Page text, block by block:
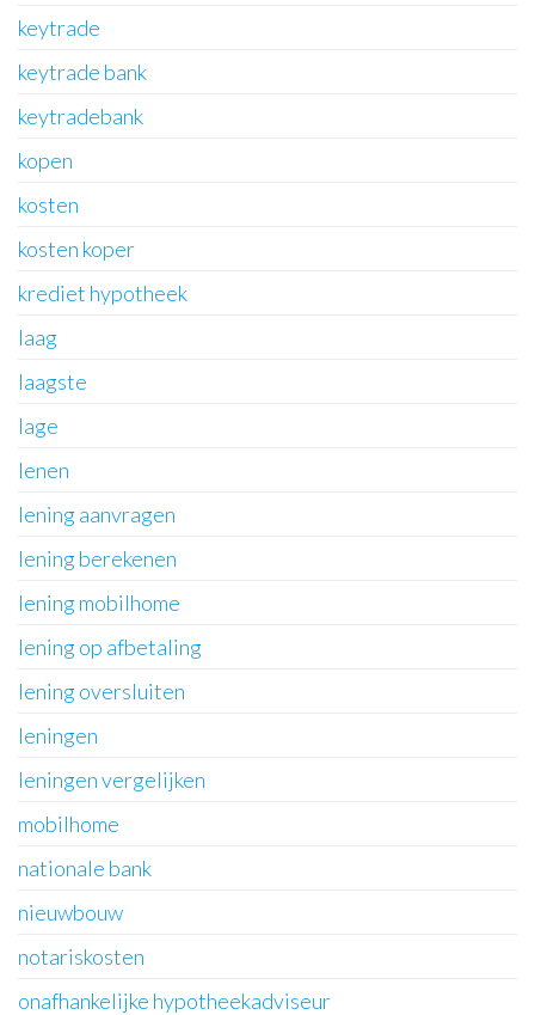
keytrade
keytrade bank
keytradebank
kopen
kosten
kosten koper
krediet hypotheek
laag
laagste
lage
lenen
lening aanvragen
lening berekenen
lening mobilhome
lening op afbetaling
lening oversluiten
leningen
leningen vergelijken
mobilhome
nationale bank
nieuwbouw
notariskosten
onafhankelijke hypotheekadviseur